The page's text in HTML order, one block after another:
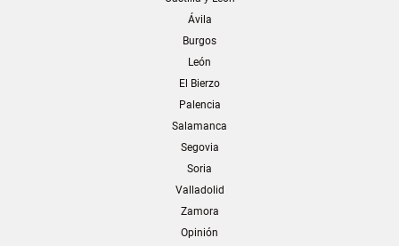
Ávila
Burgos
León
El Bierzo
Palencia
Salamanca
Segovia
Soria
Valladolid
Zamora
Opinión